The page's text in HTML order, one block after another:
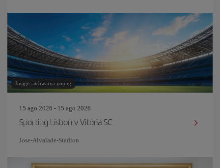
Image: aishwarya young
15 ago 2026 - 15 ago 2026
Sporting Lisbon v Vitória SC
Jose-Alvalade-Stadion